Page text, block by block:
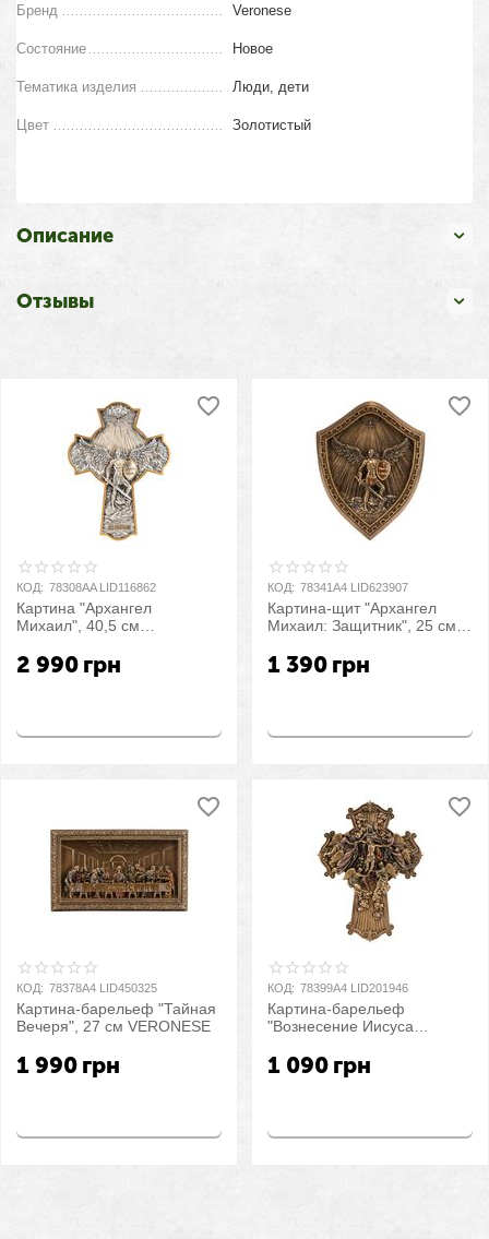
Бренд Veronese
Состояние Новое
Тематика изделия Люди, дети
Цвет Золотистый
Описание
Отзывы
КОД: 78308AA LID116862
Картина "Архангел
Михаил", 40,5 см
2 990 грн
КОД: 78341A4 LID623907
Картина-щит "Архангел
Михаил: Защитник", 25 см
1 390 грн
КОД: 78378A4 LID450325
Картина-барельеф "Тайная
Вечеря", 27 см VERONESE
1 990 грн
КОД: 78399A4 LID201946
Картина-барельеф
"Вознесение Иисуса
VERONESE
1 090 грн